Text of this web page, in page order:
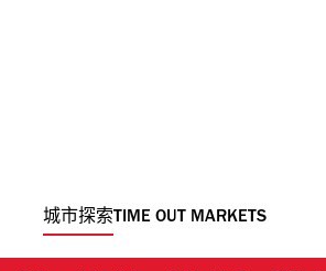
城市探索TIME OUT MARKETS